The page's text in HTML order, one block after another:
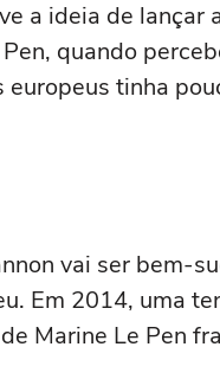
a ideia de lançar
quando
tinha
vai ser bem-
Em 2014, uma
Marine Le Pen